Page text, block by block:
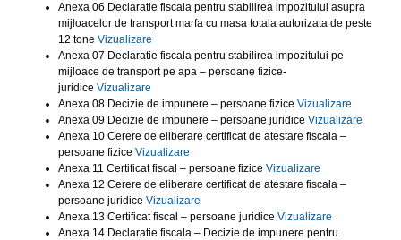
Anexa 06 Declaratie fiscala pentru stabilirea impozitului asupra
mijloacelor de transport marfa cu masa totala autorizata de peste
12 tone Vizualizare
Anexa 07 Declaratie fiscala pentru stabilirea impozitului pe
mijloace de transport pe apa – persoane fizice-
juridice Vizualizare
Anexa 08 Decizie de impunere – persoane fizice Vizualizare
Anexa 09 Decizie de impunere – persoane juridice Vizualizare
Anexa 10 Cerere de eliberare certificat de atestare fiscala –
persoane fizice Vizualizare
Anexa 11 Certificat fiscal – persoane fizice Vizualizare
Anexa 12 Cerere de eliberare certificat de atestare fiscala –
persoane juridice Vizualizare
Anexa 13 Certificat fiscal – persoane juridice Vizualizare
Anexa 14 Declaratie fiscala – Decizie de impunere pentru